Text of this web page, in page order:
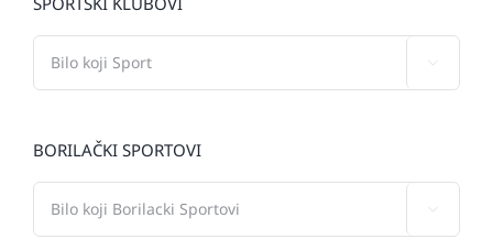
BORILAČKI SPORTOVI